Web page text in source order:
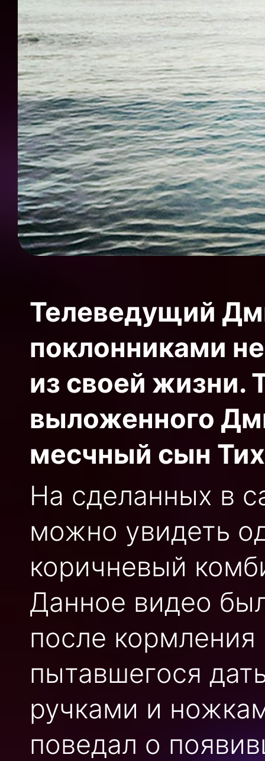
Телеведущий
поклонниками
из своей жизни.
выложенного
месчный сын
На сделанных в
можно увидеть
коричневый
Данное видео
после
пытавшегося
ручками и
поведал о